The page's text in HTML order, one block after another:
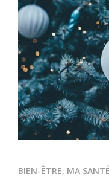
BIEN-ÊTRE, MA SANTÉ